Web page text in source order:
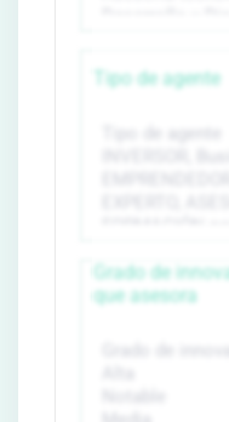
Tipo de agente
Grado de
que asesora